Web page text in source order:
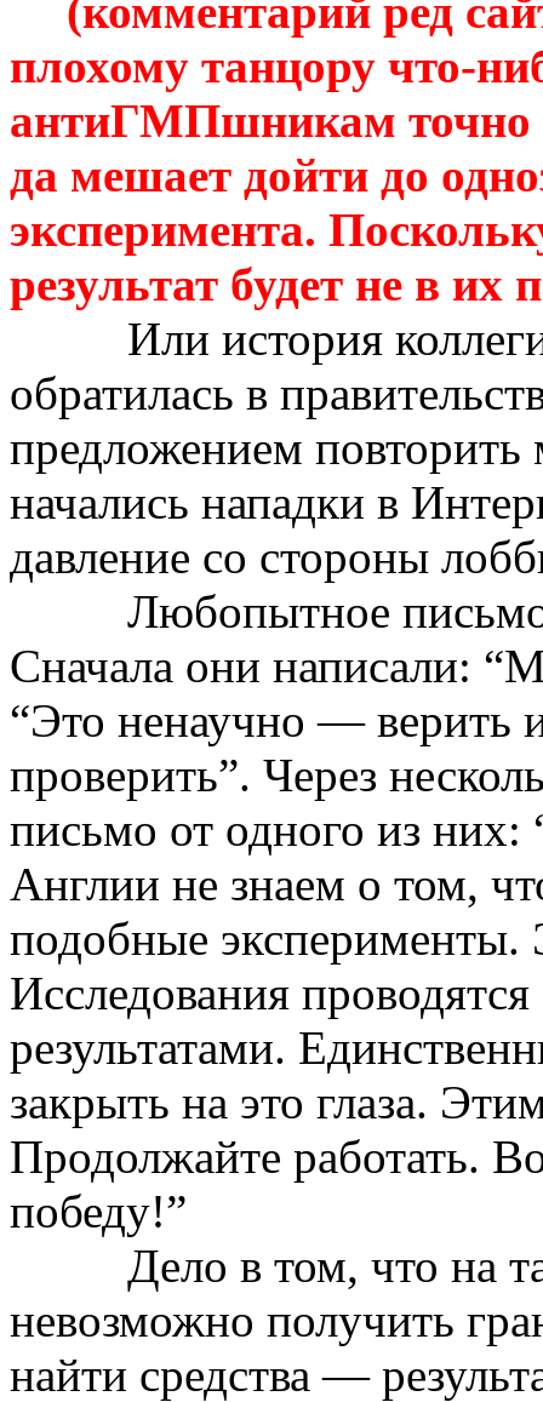
(комментарийред
плохому танцору что-
антиГМПшникам точно
да мешает дойти до
эксперимента.
результат будет не в их
Или история
обратилась в
предложением
начались нападки в
давление со стороны
Любопытное
Сначала они написали:
“Это ненаучно — верить
проверить”. Через
письмо от одного из
Англии не знаем о том,
подобные эксперименты.
Исследования
результатами.
закрыть на это глаза.
Продолжайте работать.
победу!”
Дело в том, что на
невозможно получить
найти средства —